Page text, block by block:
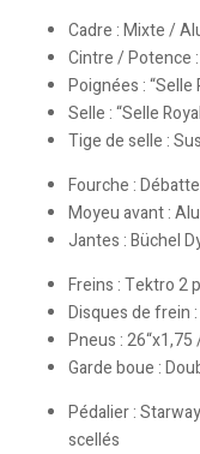
Cadre : Mixte /
Cintre / Potence
Poignées : “Selle
Selle : “Selle
Tige de selle :
Fourche :
Moyeu avant :
Jantes : Büchel
Freins : Tektro 2
Disques de frein
Pneus :
Garde boue :
Pédalier :
scellés